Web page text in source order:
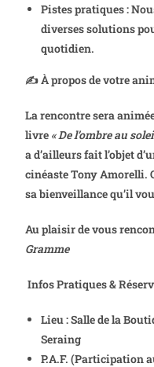
Pistes pratiques :
diverses solutions
quotidien.
✍ À propos de votre
La rencontre sera
livre « De l’ombre au
a d’ailleurs fait l’objet
cinéaste Tony Amorelli.
sa bienveillance qu’il
Au plaisir de vous
Gramme
Infos Pratiques &
Lieu : Salle de la
Seraing
P.A.F. (Participation